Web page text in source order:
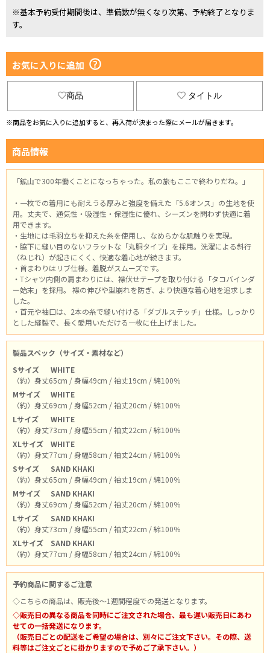
※基本予約受付期間後は、準備数が無くなり次第、予約終了となりま
す。
お気に入りに追加
商品 タイトル
※商品をお気に入りに追加すると、再入荷が決まった際にメールが届きます。
商品情報
「鉱山で300年働くことになっちゃった。私の旅もここで終わりだね。」
・一枚での着用にも耐えうる厚みと強度を備えた「5.6オンス」の生地を使
用。丈夫で、通気性・吸湿性・保湿性に優れ、シーズンを問わず快適に着
用できます。
・生地には毛羽立ちを抑えた糸を使用し、なめらかな肌触りを実現。
・脇下に縫い目のないフラットな「丸胴タイプ」を採用。洗濯による斜行
（ねじれ）が起きにくく、快適な着心地が続きます。
・首まわりはリブ仕様。着脱がスムーズです。
・Tシャツ内側の肩まわりには、襟伏せテープを取り付ける「タコバインダ
ー始末」を採用。 襟の伸びや型崩れを防ぎ、より快適な着心地を追求しま
した。
・首元や袖口は、2本の糸で縫い付ける「ダブルステッチ」仕様。しっかり
とした縫製で、長く愛用いただける一枚に仕上げました。
製品スペック（サイズ・素材など）
Sサイズ
WHITE
（約）身丈65cm / 身幅49cm / 袖丈19cm / 綿100％
Mサイズ
WHITE
（約）身丈69cm / 身幅52cm / 袖丈20cm / 綿100％
Lサイズ
WHITE
（約）身丈73cm / 身幅55cm / 袖丈22cm / 綿100％
XLサイズ
WHITE
（約）身丈77cm / 身幅58cm / 袖丈24cm / 綿100％
Sサイズ
SAND KHAKI
（約）身丈65cm / 身幅49cm / 袖丈19cm / 綿100％
Mサイズ
SAND KHAKI
（約）身丈69cm / 身幅52cm / 袖丈20cm / 綿100％
Lサイズ
SAND KHAKI
（約）身丈73cm / 身幅55cm / 袖丈22cm / 綿100％
XLサイズ
SAND KHAKI
（約）身丈77cm / 身幅58cm / 袖丈24cm / 綿100％
予約商品に関するご注意
◇こちらの商品は、販売後～1週間程度での発送となります。
◇販売日の異なる商品を同時にご注文された場合、最も遅い販売日にあわ
せての一括発送になります。
（販売日ごとの配送をご希望の場合は、別々にご注文下さい。その際、送
料等はご注文ごとに掛かりますので予めご了承下さい。）